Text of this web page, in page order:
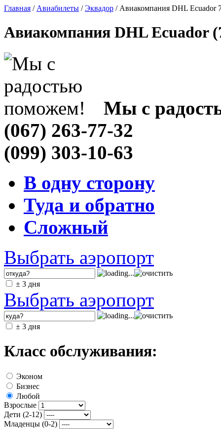
Главная / Авиабилеты /Эквадор / Авиакомпания DHL Ecuador
Авиакомпания DHL Ecuador
Мы с
(067) 263-77-32
(099) 303-10-63
В одну сторону
Туда и обратно
Сложный
Выбрать аэропорт
± 3 дня
Выбрать аэропорт
± 3 дня
Класс обслуживания:
Эконом
Бизнес
Любой
Взрослые
Дети (2-12)
Младенцы (0-2)